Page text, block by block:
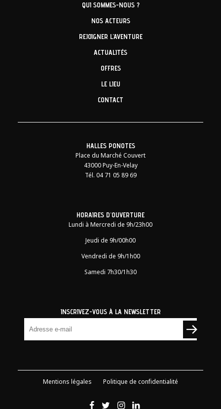
QUI SOMMES-NOUS ?
NOS ACTEURS
REJOIGNER L’AVENTURE
ACTUALITÉS
OFFRES
LE LIEU
CONTACT
HALLES PONOTES
Place du Marché Couvert
43000 Puy-En-Velay
Tél. 04 71 05 89 69
HORAIRES D'OUVERTURE
Lundi à Mercredi de 9h/23h00
Jeudi de 9h/00h00
Vendredi de 9h/1h00
Samedi 7h30/1h30
INSCRIVEZ-VOUS À LA NEWSLETTER
Mentions légales Politique de confidentialité